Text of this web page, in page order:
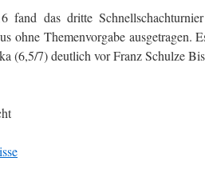
fand das dritte
ohne Themenvorgabe ausgetragen.
(6,5/7) deutlich vor Franz Schulze